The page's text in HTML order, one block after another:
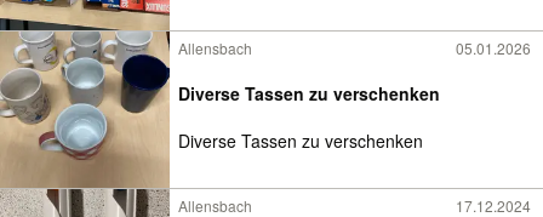
Allensbach 05.01.2026
Diverse Tassen zu verschenken
Diverse Tassen zu verschenken
Allensbach 17.12.2024